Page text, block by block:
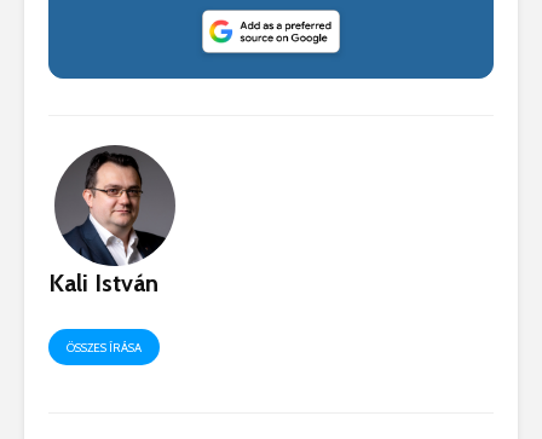
Kali István
ÖSSZES ÍRÁSA